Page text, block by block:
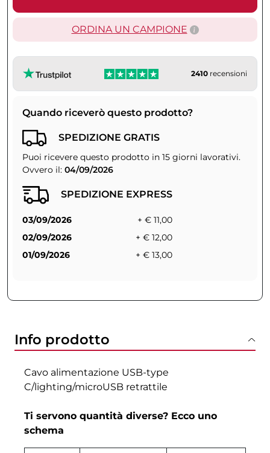
ORDINA UN CAMPIONE
2410 recensioni
Quando riceverò questo prodotto?
SPEDIZIONE GRATIS
Puoi ricevere questo prodotto in 15 giorni lavorativi.
Ovvero il: 04/09/2026
SPEDIZIONE EXPRESS
03/09/2026
+ € 11,00
02/09/2026
+ € 12,00
01/09/2026
+ € 13,00
Info prodotto
Cavo alimentazione USB-type
C/lighting/microUSB retrattile
Ti servono quantità diverse? Ecco uno
schema